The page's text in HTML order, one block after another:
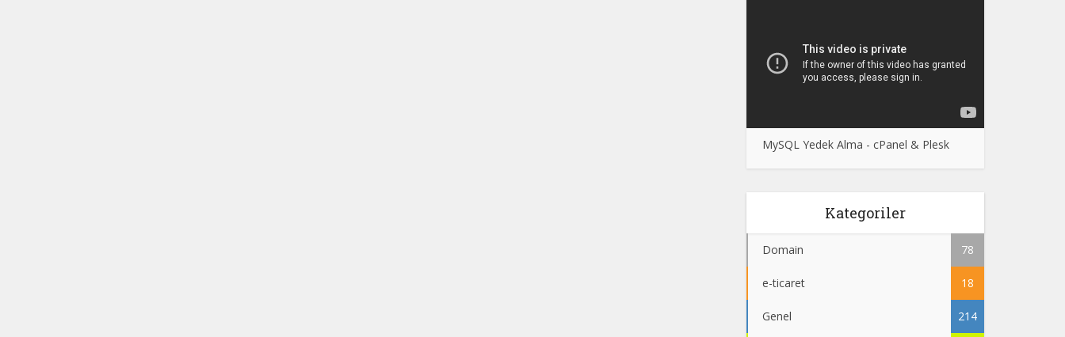
MySQL Yedek Alma - cPanel & Plesk
Kategoriler
Domain 78
e-ticaret 18
Genel 214